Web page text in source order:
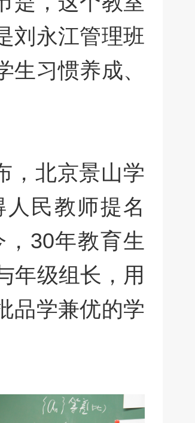
刘永江管理班
习惯养成、
，北京景山学
民教师提名
30年教育生
年级组长，用
品学兼优的学